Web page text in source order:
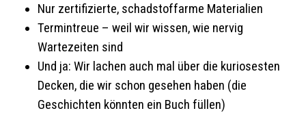
Nur zertifizierte, schadstoffarme Materialien
Termintreue – weil wir wissen, wie nervig
Wartezeiten sind
Und ja: Wir lachen auch mal über die kuriosesten
Decken, die wir schon gesehen haben (die
Geschichten könnten ein Buch füllen)